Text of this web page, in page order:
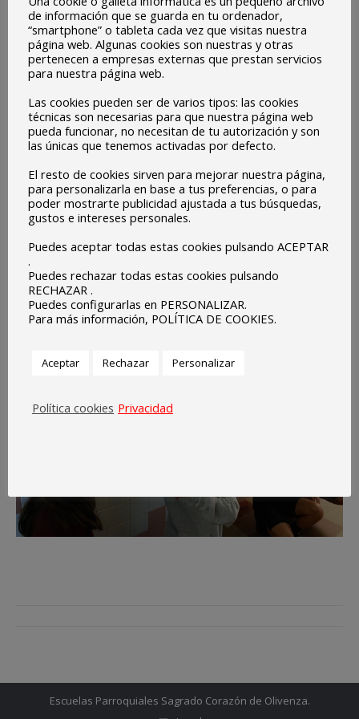
preparó un mural para exponerlo en los pasillos del
colegio.
entradas
Escuelas Parroquiales Sagrado Corazón de Olivenza.
de información que se guarda en tu ordenador,
“smartphone” o tableta cada vez que visitas nuestra
página web. Algunas cookies son nuestras y otras
pertenecen a empresas externas que prestan servicios
para nuestra página web.
Las cookies pueden ser de varios tipos: las cookies
técnicas son necesarias para que nuestra página web
pueda funcionar, no necesitan de tu autorización y son
las únicas que tenemos activadas por defecto.
El resto de cookies sirven para mejorar nuestra página,
para personalizarla en base a tus preferencias, o para
poder mostrarte publicidad ajustada a tus búsquedas,
gustos e intereses personales.
Puedes aceptar todas estas cookies pulsando ACEPTAR
.
Puedes rechazar todas estas cookies pulsando
RECHAZAR .
Puedes configurarlas en PERSONALIZAR.
Para más información, POLÍTICA DE COOKIES.
Aceptar Rechazar Personalizar
Política cookies Privacidad